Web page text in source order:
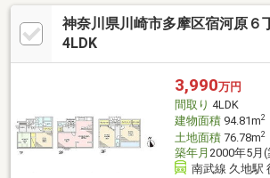
神奈川県川崎市多摩区宿河原６
4LDK
3,990万円
間取り 4LDK
建物面積94.81m2
土地面積76.78m2
築年月 2000年5月
南武線 久地駅